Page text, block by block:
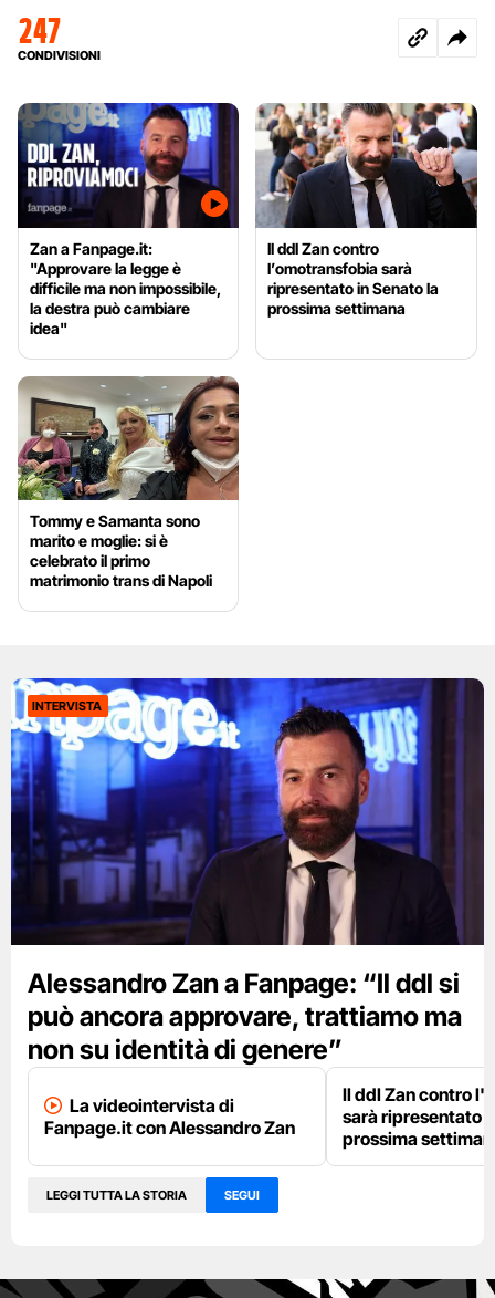
247
CONDIVISIONI
Zan a Fanpage.it:
"Approvare la legge è
difficile ma non impossibile,
la destra può cambiare
idea"
Il ddl Zan contro
l’omotransfobia sarà
ripresentato in Senato la
prossima settimana
Tommy e Samanta sono
marito e moglie: si è
celebrato il primo
matrimonio trans di Napoli
INTERVISTA
Alessandro Zan a Fanpage: “Il ddl si
può ancora approvare, trattiamo ma
non su identità di genere”
La videointervista di
Fanpage.it con Alessandro Zan
Il ddl Zan contro
sarà ripresentato
prossima
LEGGI TUTTA LA STORIA SEGUI